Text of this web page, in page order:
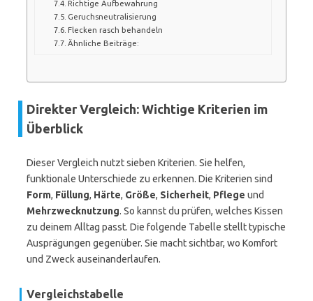
Richtige Aufbewahrung
Geruchsneutralisierung
Flecken rasch behandeln
Ähnliche Beiträge:
Direkter Vergleich: Wichtige Kriterien im
Überblick
Dieser Vergleich nutzt sieben Kriterien. Sie helfen,
funktionale Unterschiede zu erkennen. Die Kriterien sind
Form, Füllung, Härte, Größe, Sicherheit, Pflege und
Mehrzwecknutzung. So kannst du prüfen, welches Kissen
zu deinem Alltag passt. Die folgende Tabelle stellt typische
Ausprägungen gegenüber. Sie macht sichtbar, wo Komfort
und Zweck auseinanderlaufen.
Vergleichstabelle